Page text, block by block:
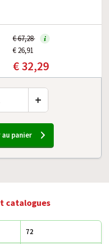
€ 67,28
€ 26,91
€ 32,29
+
panier
catalogues
72